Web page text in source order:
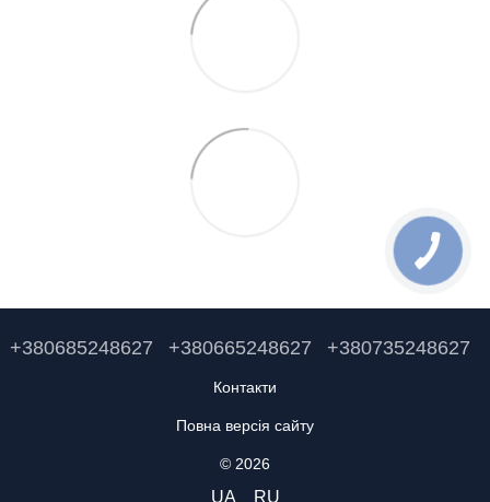
+380685248627 +380665248627 +380735248627
Контакти
Повна версія сайту
© 2026
UA RU